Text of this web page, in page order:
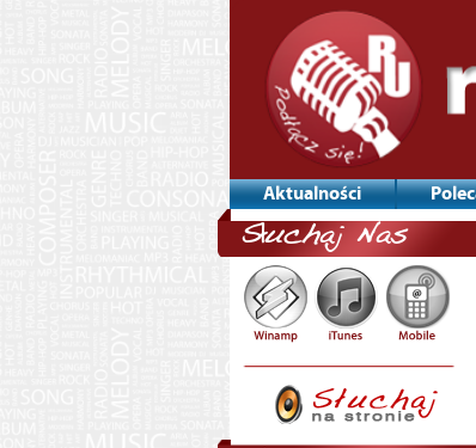
Aktualności
Słuchaj Nas